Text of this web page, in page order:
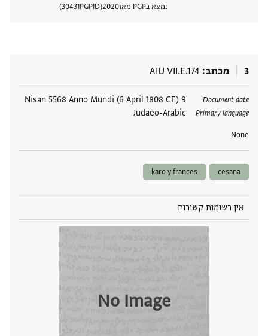
נמצא בPGP מאז 2020
PGPID
30431
3 מכתב AIU VII.E.174
Document date
9 Nisan 5568 Anno Mundi (6 April 1808 CE)
Primary language
Judaeo-Arabic
None
תגים
cesana
karo y frances
אין רשומות קשורות
No Image